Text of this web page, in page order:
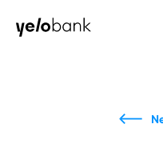
Individuals